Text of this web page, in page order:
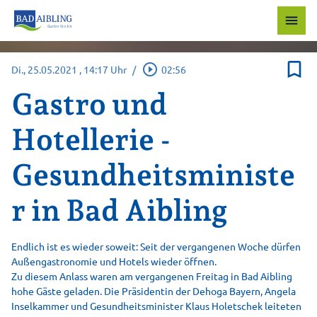
menu
Di., 25.05.2021 , 14:17 Uhr / play_circle_outline 02:56 bookmark_border
Gastro und
Hotellerie -
Gesundheitsministe
r in Bad Aibling
Endlich ist es wieder soweit: Seit der vergangenen Woche dürfen
Außengastronomie und Hotels wieder öffnen.
Zu diesem Anlass waren am vergangenen Freitag in Bad Aibling
hohe Gäste geladen. Die Präsidentin der Dehoga Bayern, Angela
Inselkammer und Gesundheitsminister Klaus Holetschek leiteten